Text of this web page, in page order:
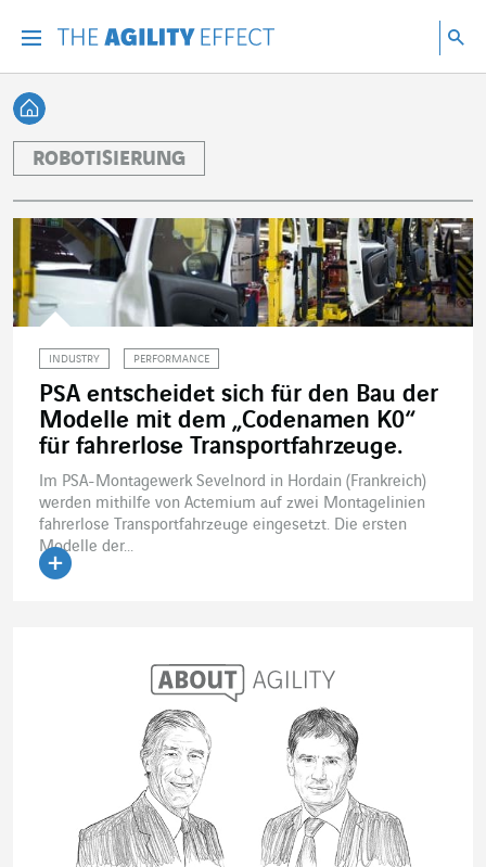
Zurück zur Startseite
ROBOTISIERUNG
INDUSTRY PERFORMANCE
PSA entscheidet sich für den Bau der
Modelle mit dem „Codenamen K0“
für fahrerlose Transportfahrzeuge.
Im PSA-Montagewerk Sevelnord in Hordain (Frankreich)
werden mithilfe von Actemium auf zwei Montagelinien
fahrerlose Transportfahrzeuge eingesetzt. Die ersten
Modelle der...